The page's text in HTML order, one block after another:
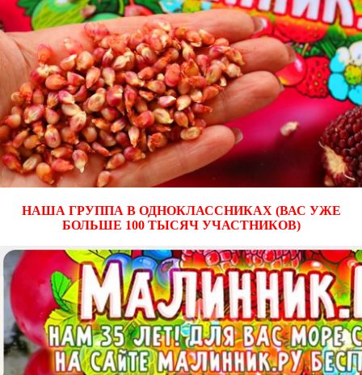
НАША ГРУППА В ОДНОКЛАССНИКАХ (ВАС УЖЕ
БОЛЬШЕ 100 ТЫСЯЧ УЧАСТНИКОВ)